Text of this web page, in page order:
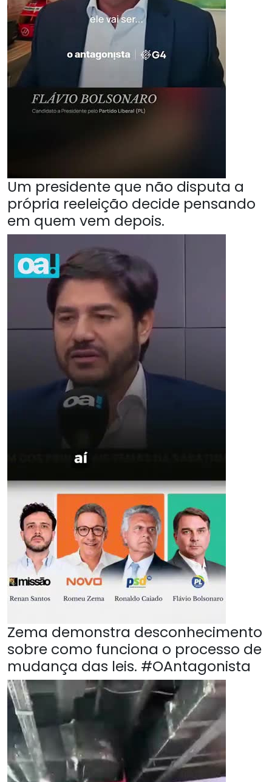
Um presidente que não disputa a
própria reeleição decide pensando
em quem vem depois.
Zema demonstra desconhecimento
sobre como funciona o processo de
mudança das leis. #OAntagonista